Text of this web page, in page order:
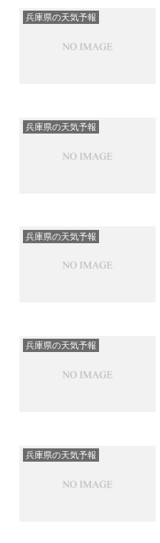
兵庫県の天気予報
兵庫県の天気予報
兵庫県の天気予報
兵庫県の天気予報
兵庫県の天気予報